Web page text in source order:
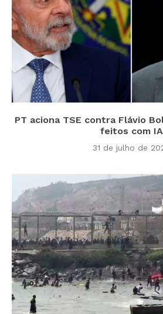
PT aciona TSE contra Flávio
feitos com IA
31 de julho de